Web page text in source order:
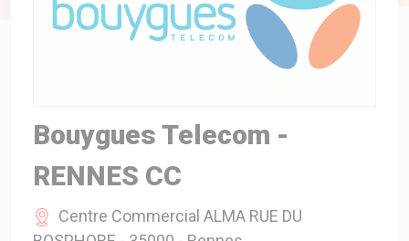
ENTREPRISE
Bouygues Telecom -
RENNES CC
Centre Commercial ALMA RUE DU